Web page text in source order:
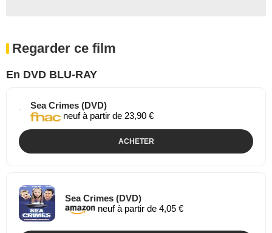
Regarder ce film
En DVD BLU-RAY
Sea Crimes (DVD)
neuf à partir de 23,90 €
ACHETER
Sea Crimes (DVD)
neuf à partir de 4,05 €